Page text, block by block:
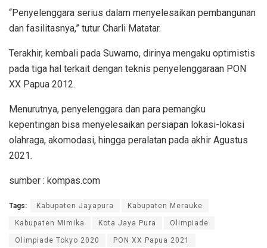
“Penyelenggara serius dalam menyelesaikan pembangunan
dan fasilitasnya,” tutur Charli Matatar.
Terakhir, kembali pada Suwarno, dirinya mengaku optimistis
pada tiga hal terkait dengan teknis penyelenggaraan PON
XX Papua 2012.
Menurutnya, penyelenggara dan para pemangku
kepentingan bisa menyelesaikan persiapan lokasi-lokasi
olahraga, akomodasi, hingga peralatan pada akhir Agustus
2021.
sumber : kompas.com
Tags: Kabupaten Jayapura Kabupaten Merauke
Kabupaten Mimika Kota Jaya Pura Olimpiade
Olimpiade Tokyo 2020 PON XX Papua 2021